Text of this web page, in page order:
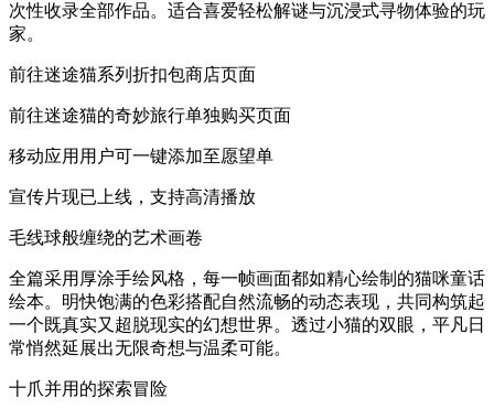
次性收录全部作品。适合喜爱轻松解谜与沉浸式寻物体验的玩
家。
前往迷途猫系列折扣包商店页面
前往迷途猫的奇妙旅行单独购买页面
移动应用用户可一键添加至愿望单
宣传片现已上线，支持高清播放
毛线球般缠绕的艺术画卷
全篇采用厚涂手绘风格，每一帧画面都如精心绘制的猫咪童话
绘本。明快饱满的色彩搭配自然流畅的动态表现，共同构筑起
一个既真实又超脱现实的幻想世界。透过小猫的双眼，平凡日
常悄然延展出无限奇想与温柔可能。
十爪并用的探索冒险